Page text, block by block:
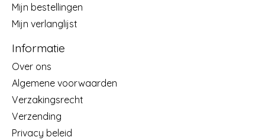
Mijn bestellingen
Mijn verlanglijst
Informatie
Over ons
Algemene voorwaarden
Verzakingsrecht
Verzending
Privacy beleid